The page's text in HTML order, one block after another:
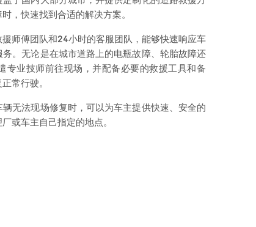
，快速找到合适的解决方案。
师傅团队和24小时的客服团队，能够快速响应车
。无论是在城市道路上的电瓶故障、轮胎故障还
专业技师前往现场，并配备必要的救援工具和备
常行驶。
无法现场修复时，可以为车主提供快速、安全的
或车主自己指定的地点。